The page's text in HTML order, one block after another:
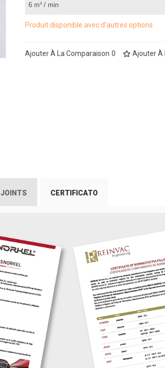
Produit disponible avec d'autres options
Ajouter À La Comparaison 0 Ajouter À
CERTIFICATO